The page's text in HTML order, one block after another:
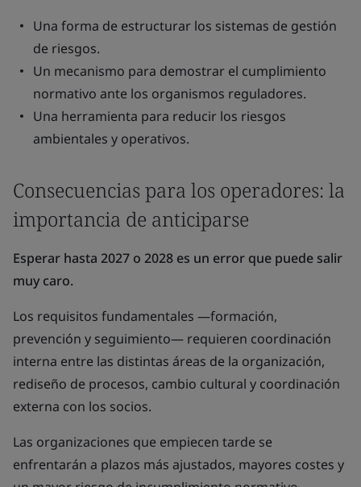
Una forma de estructurar los sistemas de gestión
de riesgos.
Un mecanismo para demostrar el cumplimiento
normativo ante los organismos reguladores.
Una herramienta para reducir los riesgos
ambientales y operativos.
Consecuencias para los operadores: la
importancia de anticiparse
Esperar hasta 2027 o 2028 es un error que puede salir
muy caro.
Los requisitos fundamentales —formación,
prevención y seguimiento— requieren coordinación
interna entre las distintas áreas de la organización,
rediseño de procesos, cambio cultural y coordinación
externa con los socios.
Las organizaciones que empiecen tarde se
enfrentarán a plazos más ajustados, mayores costes y